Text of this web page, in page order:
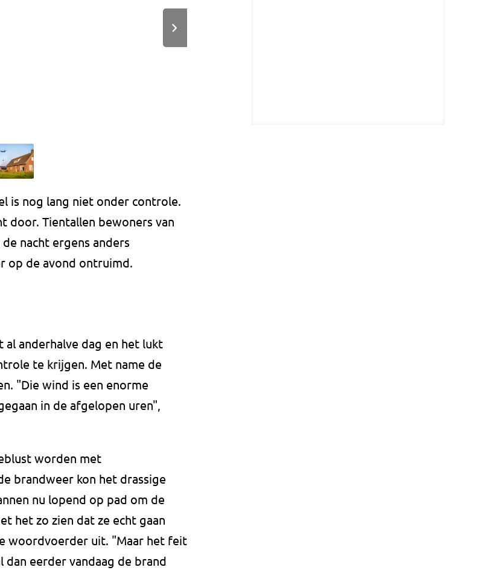
is nog lang niet onder controle.
door. Tientallen bewoners van
nacht ergens anders
op de avond ontruimd.
anderhalve dag en het lukt
te krijgen. Met name de
"Die wind is een enorme
in de afgelopen uren",
worden met
brandweer kon het drassige
nu lopend op pad om de
het zo zien dat ze echt gaan
woordvoerder uit. "Maar het feit
eerder vandaag de brand